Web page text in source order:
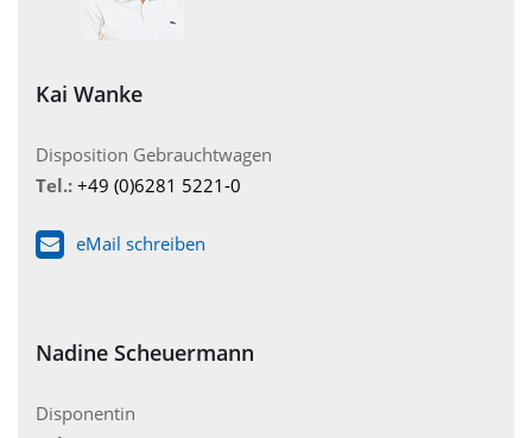
Kai Wanke
Disposition Gebrauchtwagen
Tel.: +49 (0)6281 5221-0
eMail schreiben
Nadine Scheuermann
Disponentin